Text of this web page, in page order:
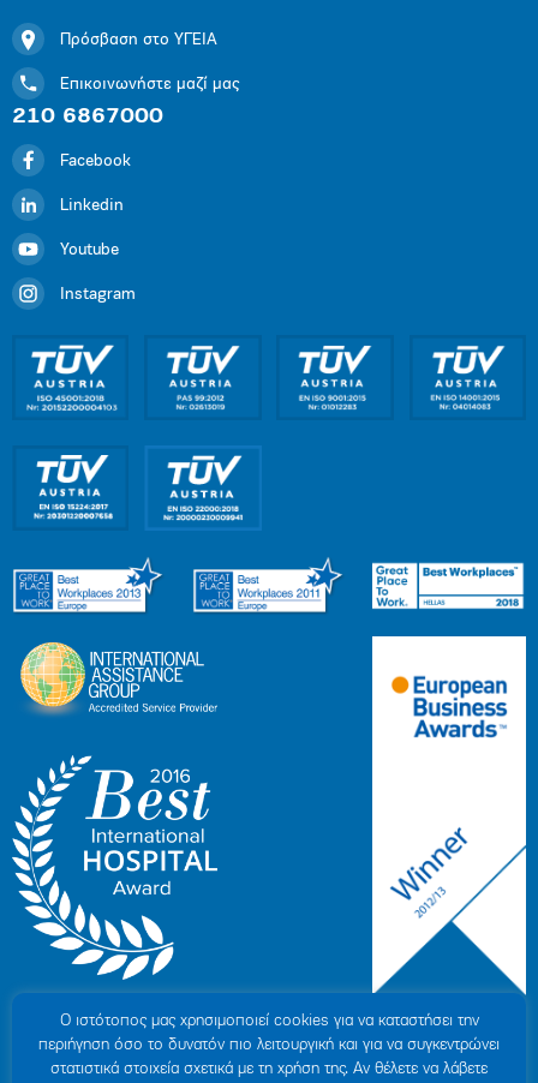
Πρόσβαση στο ΥΓΕΙΑ
Επικοινωνήστε μαζί μας
210 6867000
Facebook
Linkedin
Youtube
Instagram
Ο ιστότοπoς μας χρησιμοποιεί cookies για να καταστήσει την
περιήγηση όσο το δυνατόν πιο λειτουργική και για να συγκεντρώνει
στατιστικά στοιχεία σχετικά με τη χρήση της. Αν θέλετε να λάβετε